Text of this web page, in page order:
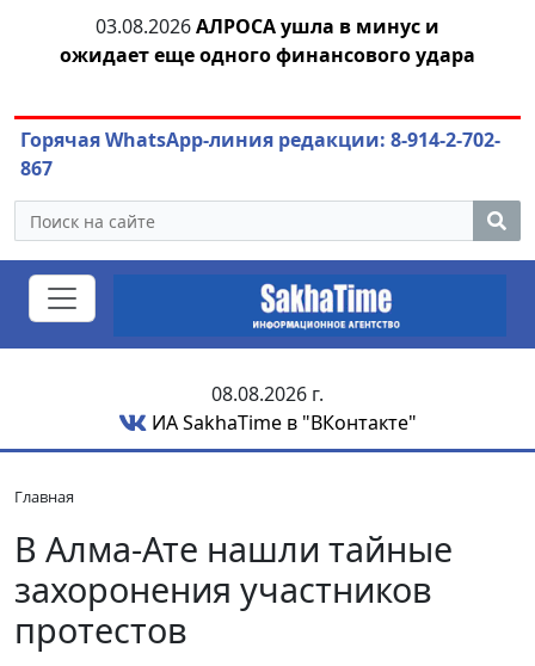
03.08.2026АЛРОСА ушла в минус и
ожидает еще одного финансового удара
Горячая WhatsApp-линия редакции: 8-914-2-702-
867
08.08.2026 г.
ИА SakhaTime в "ВКонтакте"
Главная
В Алма-Ате нашли тайные
захоронения участников
протестов